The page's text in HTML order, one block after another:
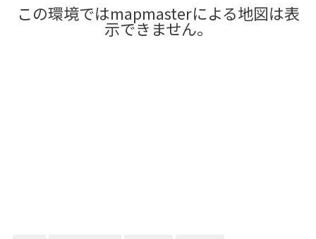
この環境ではmapmasterによる地図は表
示できません。